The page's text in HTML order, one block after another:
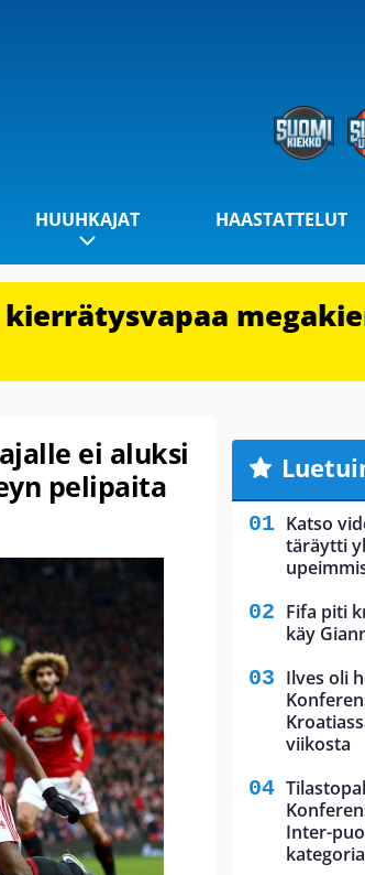
HUUHKAJAT HAASTATTELUT
ei aluksi
pelipaita
Katso
täräytti
Fifa piti
käy
Ilves oli
viikosta
Inter-